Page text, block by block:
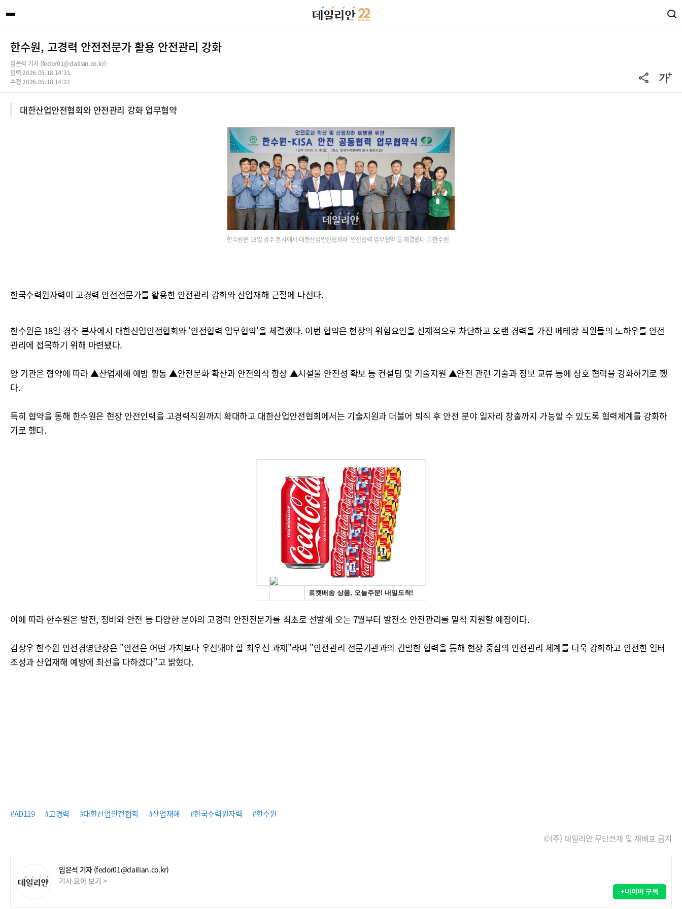
한수원, 고경력 안전전문가 활용 안전관리 강화
임은석 기자 (fedor01@dailian.co.kr)
입력 2026.05.18 14:31
수정 2026.05.18 14:31
대한산업안전협회와 안전관리 강화 업무협약
한수원은 18일 경주 본사에서 대한산업안전협회와 '안전협력 업무협약'을 체결했다.ⓒ한수원
한국수력원자력이 고경력 안전전문가를 활용한 안전관리 강화와 산업재해 근절에 나선다.
한수원은 18일 경주 본사에서 대한산업안전협회와 '안전협력 업무협약'을 체결했다. 이번 협약은 현장의 위험요인을 선제적으로 차단하고 오랜 경력을 가진 베테랑 직원들의 노하우를 안전
관리에 접목하기 위해 마련됐다.
양 기관은 협약에 따라 ▲산업재해 예방 활동 ▲안전문화 확산과 안전의식 향상 ▲시설물 안전성 확보 등 컨설팅 및 기술지원 ▲안전 관련 기술과 정보 교류 등에 상호 협력을 강화하기로 했
다.
특히 협약을 통해 한수원은 현장 안전인력을 고경력직원까지 확대하고 대한산업안전협회에서는 기술지원과 더불어 퇴직 후 안전 분야 일자리 창출까지 가능할 수 있도록 협력체계를 강화하
기로 했다.
이에 따라 한수원은 발전, 정비와 안전 등 다양한 분야의 고경력 안전전문가를 최초로 선발해 오는 7월부터 발전소 안전관리를 밀착 지원할 예정이다.
김상우 한수원 안전경영단장은 "안전은 어떤 가치보다 우선돼야 할 최우선 과제"라며 "안전관리 전문기관과의 긴밀한 협력을 통해 현장 중심의 안전관리 체계를 더욱 강화하고 안전한 일터
조성과 산업재해 예방에 최선을 다하겠다"고 밝혔다.
#AD119 #고경력 #대한산업안전협회 #산업재해 #한국수력원자력 #한수원
©(주) 데일리안 무단전재 및 재배포 금지
임은석 기자 (fedor01@dailian.co.kr)
기사 모아 보기 >
+네이버 구독